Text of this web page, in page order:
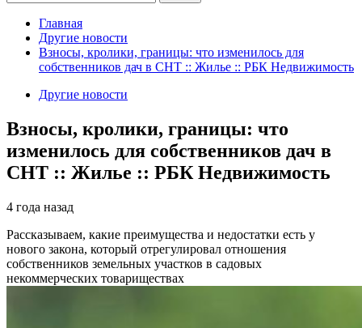
Главная
Другие новости
Взносы, кролики, границы: что изменилось для
собственников дач в СНТ :: Жилье :: РБК Недвижимость
Другие новости
Взносы, кролики, границы: что
изменилось для собственников дач в
СНТ :: Жилье :: РБК Недвижимость
4 года назад
Рассказываем, какие преимущества и недостатки есть у
нового закона, который отрегулировал отношения
собственников земельных участков в садовых
некоммерческих товариществах